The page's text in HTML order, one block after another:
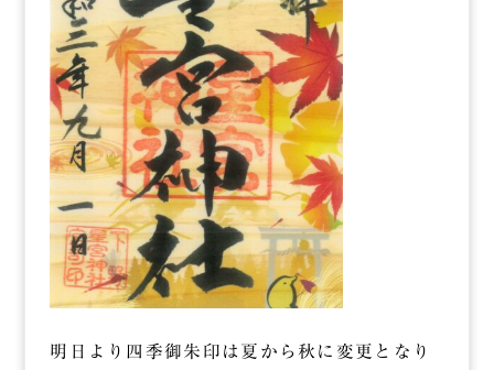
明日より四季御朱印は夏から秋に変更となり